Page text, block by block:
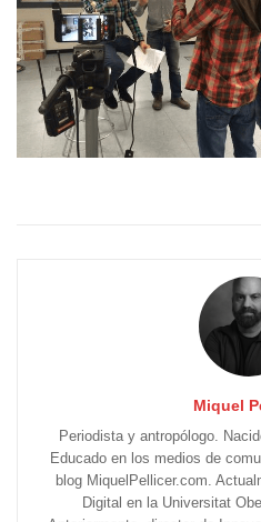
Miquel
Periodista y antropólogo.
Educado en los medios de
blog MiquelPellicer.com.
Digital en la Universitat